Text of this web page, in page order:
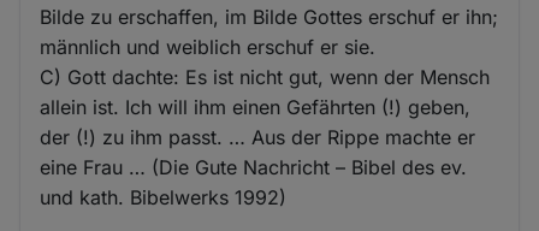
Bilde zu erschaffen, im Bilde Gottes erschuf er ihn;
männlich und weiblich erschuf er sie.
C) Gott dachte: Es ist nicht gut, wenn der Mensch
allein ist. Ich will ihm einen Gefährten (!) geben,
der (!) zu ihm passt. … Aus der Rippe machte er
eine Frau … (Die Gute Nachricht – Bibel des ev.
und kath. Bibelwerks 1992)